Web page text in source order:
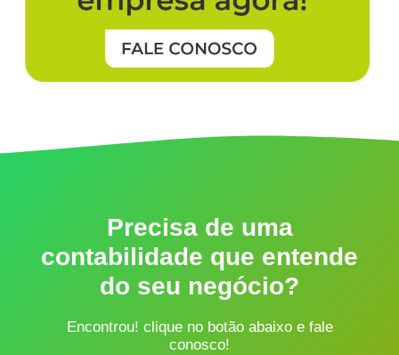
Precisa de uma
contabilidade que entende
do seu negócio?
Encontrou! clique no botão abaixo e fale
conosco!